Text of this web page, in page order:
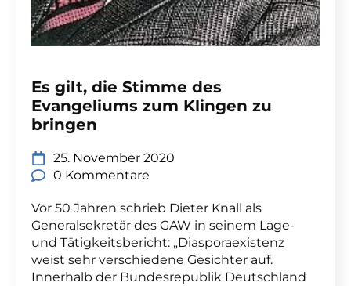
Es gilt, die Stimme des
Evangeliums zum Klingen zu
bringen
25. November 2020
0 Kommentare
Vor 50 Jahren schrieb Dieter Knall als
Generalsekretär des GAW in seinem Lage-
und Tätigkeitsbericht: „Diasporaexistenz
weist sehr verschiedene Gesichter auf.
Innerhalb der Bundesrepublik Deutschland